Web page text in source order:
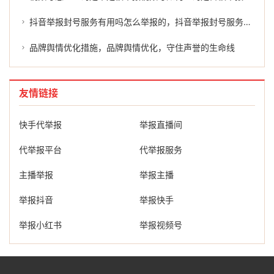
抖音举报封号服务有用吗怎么举报的，抖音举报封号服务有用吗？怎么举报才能有效维权？
品牌舆情优化措施，品牌舆情优化，守住声誉的生命线
友情链接
快手代举报 举报直播间
代举报平台 代举报服务
主播举报 举报主播
举报抖音 举报快手
举报小红书 举报视频号